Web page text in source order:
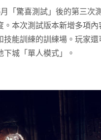
「驚喜測試」後的第三次
。本次測試版本新增多項
技能訓練的訓練場。玩家
下城「單人模式」。